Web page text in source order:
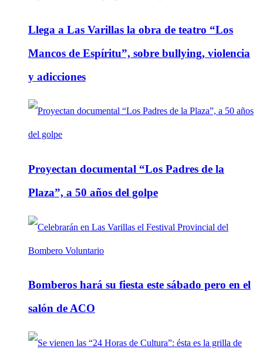
Llega a Las Varillas la obra de teatro “Los
Mancos de Espíritu”, sobre bullying, violencia
y adicciones
Proyectan documental “Los Padres de la
Plaza”, a 50 años del golpe
Bomberos hará su fiesta este sábado pero en el
salón de ACO